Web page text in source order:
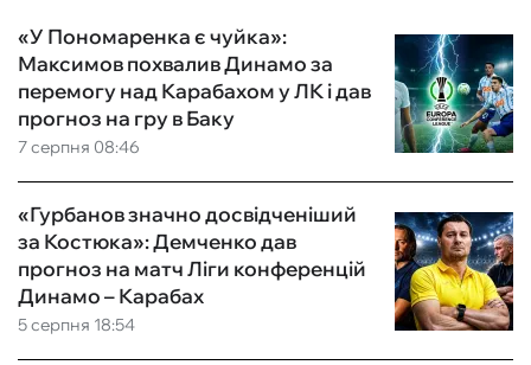
7 серпня 08:46
«У Пономаренка є чуйка»:
Максимов похвалив Динамо за
перемогу над Карабахом у ЛК і дав
прогноз на гру в Баку
5 серпня 18:54
«Гурбанов значно досвідченіший
за Костюка»: Демченко дав
прогноз на матч Ліги конференцій
Динамо – Карабах